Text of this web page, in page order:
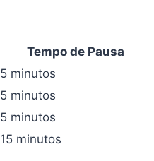
Tempo de Pausa
5 minutos
5 minutos
5 minutos
15 minutos